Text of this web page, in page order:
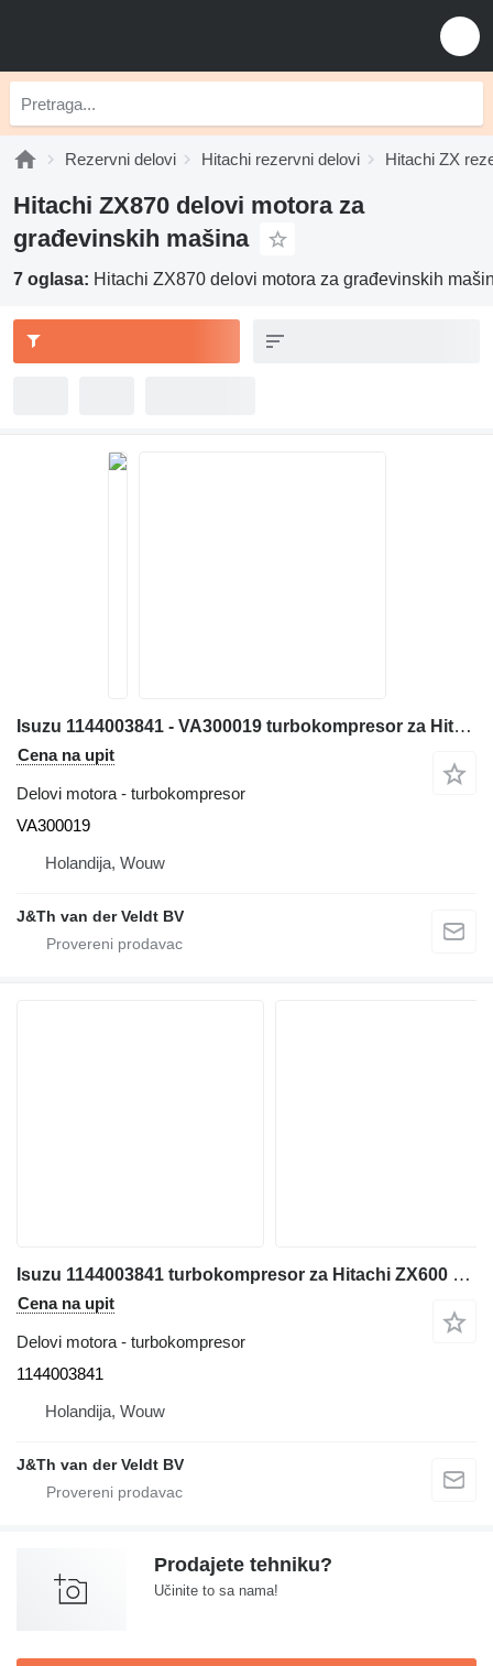
Rezervni delovi Hitachi rezervni delovi Hitachi ZX
Hitachi ZX870 delovi motora za
građevinskih mašina
7 oglasa: Hitachi ZX870 delovi motora za građevinskih
Isuzu 1144003841 - VA300019 turbokompresor za Hitachi ZX600 ZX800 JD600C ZX650H ZX850H JD800LC ZX670-5G ZX870-5G građevinske mašine
Cena na upit
Delovi motora - turbokompresor
VA300019
Holandija, Wouw
J&Th van der Veldt BV
Isuzu 1144003841 turbokompresor za Hitachi ZX600 ZX800 JD600C ZX650H ZX850H JD800LC ZX670-5G ZX870-5G bagera
Cena na upit
Delovi motora - turbokompresor
1144003841
Holandija, Wouw
J&Th van der Veldt BV
Prodajete tehniku?
Učinite to sa nama!